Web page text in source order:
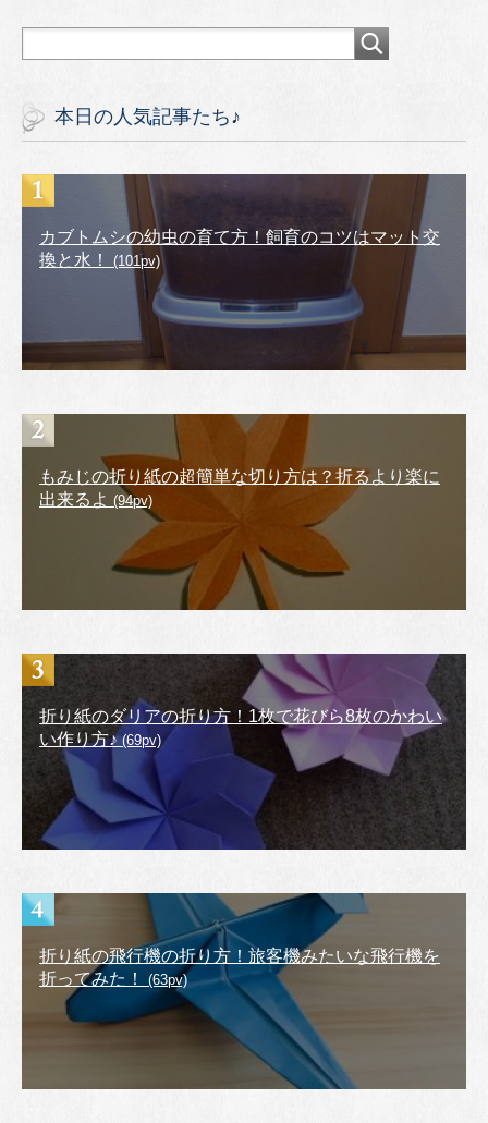
本日の人気記事たち♪
カブトムシの幼虫の育て方！飼育のコツはマット交
換と水！
(101pv)
もみじの折り紙の超簡単な切り方は？折るより楽に
出来るよ (94pv)
折り紙のダリアの折り方！1枚で花びら8枚のかわい
い作り方♪(69pv)
折り紙の飛行機の折り方！旅客機みたいな飛行機を
折ってみた！
(63pv)